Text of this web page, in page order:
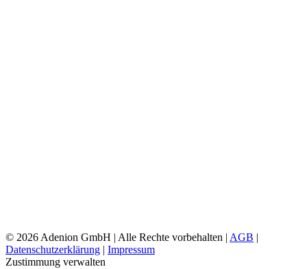
© 2026 Adenion GmbH | Alle Rechte vorbehalten | AGB |
Datenschutzerklärung | Impressum
Zustimmung verwalten